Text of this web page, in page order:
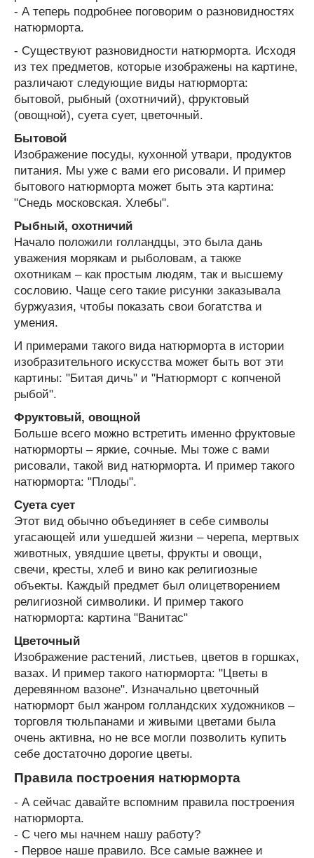
- А теперь подробнее поговорим о разновидностях
натюрморта.
- Существуют разновидности натюрморта. Исходя
из тех предметов, которые изображены на картине,
различают следующие виды натюрморта:
бытовой, рыбный (охотничий), фруктовый
(овощной), суета сует, цветочный.
Бытовой
Изображение посуды, кухонной утвари, продуктов
питания. Мы уже с вами его рисовали. И пример
бытового натюрморта может быть эта картина:
"Снедь московская. Хлебы".
Рыбный, охотничий
Начало положили голландцы, это была дань
уважения морякам и рыболовам, а также
охотникам – как простым людям, так и высшему
сословию. Чаще сего такие рисунки заказывала
буржуазия, чтобы показать свои богатства и
умения.
И примерами такого вида натюрморта в истории
изобразительного искусства может быть вот эти
картины: "Битая дичь" и "Натюрморт с копченой
рыбой".
Фруктовый, овощной
Больше всего можно встретить именно фруктовые
натюрморты – яркие, сочные. Мы тоже с вами
рисовали, такой вид натюрморта. И пример такого
натюрморта: "Плоды".
Суета сует
Этот вид обычно объединяет в себе символы
угасающей или ушедшей жизни – черепа, мертвых
животных, увядшие цветы, фрукты и овощи,
свечи, кресты, хлеб и вино как религиозные
объекты. Каждый предмет был олицетворением
религиозной символики. И пример такого
натюрморта: картина "Ванитас"
Цветочный
Изображение растений, листьев, цветов в горшках,
вазах. И пример такого натюрморта: "Цветы в
деревянном вазоне". Изначально цветочный
натюрморт был жанром голландских художников –
торговля тюльпанами и живыми цветами была
очень активна, но не все могли позволить купить
себе достаточно дорогие цветы.
Правила построения натюрморта
- А сейчас давайте вспомним правила построения
натюрморта.
- С чего мы начнем нашу работу?
- Первое наше правило. Все самые важнее и